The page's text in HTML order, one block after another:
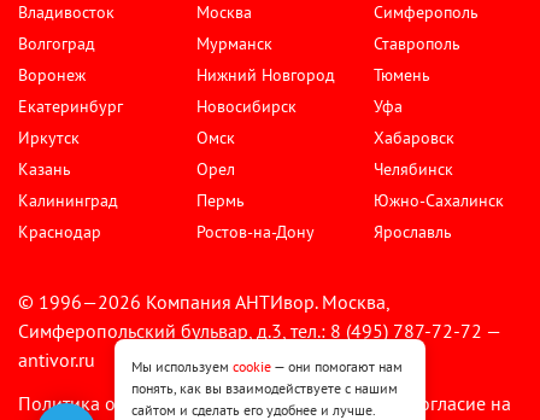
Владивосток
Волгоград
Воронеж
Екатеринбург
Иркутск
Казань
Калининград
Краснодар
Москва
Мурманск
Нижний Новгород
Новосибирск
Омск
Орел
Пермь
Ростов-на-Дону
Симферополь
Ставрополь
Тюмень
Уфа
Хабаровск
Челябинск
Южно-Сахалинск
Ярославль
© 1996—2026 Компания АНТИвор. Москва,
Симферопольский бульвар, д.3, тел.: 8 (495) 787-72-72 —
antivor.ru
Политика обработки персональных данных
Согласие на
Мы используем cookie — они помогают нам
понять, как вы взаимодействуете с нашим
сайтом и сделать его удобнее и лучше.